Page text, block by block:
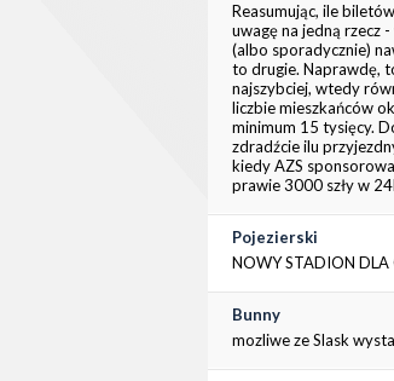
Reasumując, ile
uwagę na jedną rzecz
(albo sporadycznie)
to drugie. Naprawdę,
najszybciej, wtedy
liczbie mieszkańców
minimum 15 tysięcy.
zdradźcie ilu
kiedy AZS
prawie 3000 szły w
Pojezierski
NOWY STADION DLA
Bunny
mozliwe ze Slask